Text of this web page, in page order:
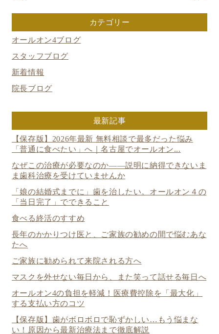
カテゴリー
オールオン4ブログ
スタッフブログ
新着情報
院長ブログ
最新記事
【保存版】2026年最新 無料相談で最多だった悩み
「普通に食べたい」へ｜名古屋でオールオン...
なぜこの治療が必要なのか——説明に納得できないま
ま歯科治療を受けていませんか
「娘の結婚式までに」歯を治したい。オールオン４の
「当日完了」でできること
食べる終活のすすめ
長年のかかりつけ医と、ご家族の勧めの間で悩むあな
たへ
ご家族に勧められて来院される方へ
マスクを外せない毎日から、また笑って話せる毎日へ
オールオン4の負担を軽減！医療費控除を「最大化」
する支払い方のコツ
【保存版】歯がボロボロで恥ずかしい…もう悩まな
い！原因から最新治療法まで徹底解説